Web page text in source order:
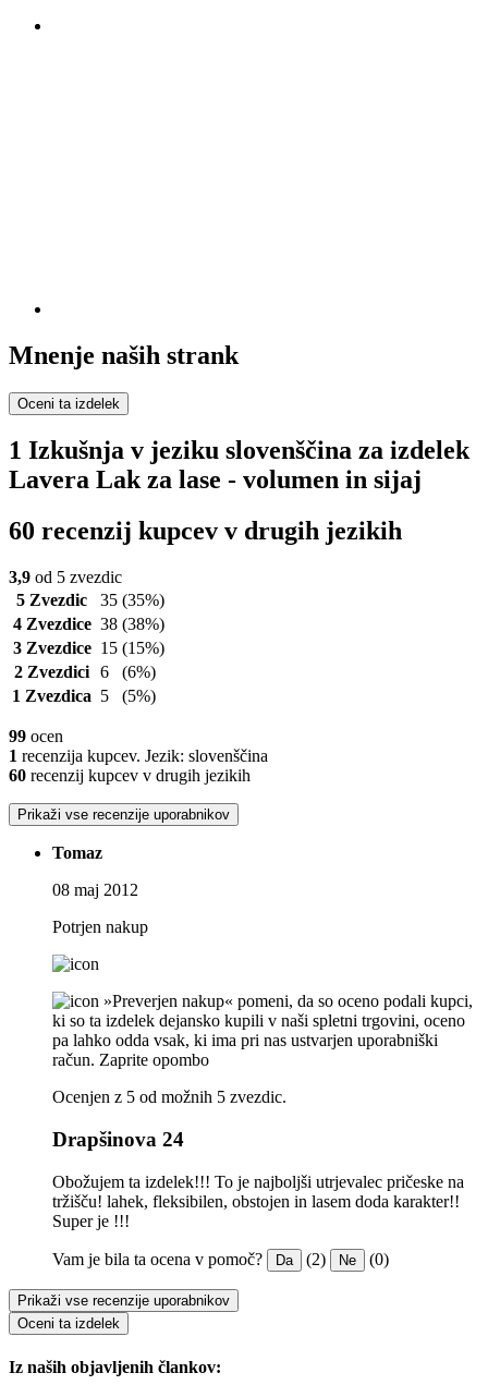
Mnenje naših strank
Oceni ta izdelek
1 Izkušnja v jeziku slovenščina za izdelek
Lavera Lak za lase - volumen in sijaj
60 recenzij kupcev v drugih jezikih
3,9 od 5 zvezdic
5 Zvezdic
35 (35%)
4 Zvezdice 38 (38%)
3 Zvezdice 15 (15%)
2 Zvezdici 6
(6%)
1 Zvezdica 5 (5%)
99 ocen
1 recenzija kupcev. Jezik: slovenščina
60 recenzij kupcev v drugih jezikih
Prikaži vse recenzije uporabnikov
Tomaz
08 maj 2012
Potrjen nakup
»Preverjen nakup« pomeni, da so oceno podali kupci,
ki so ta izdelek dejansko kupili v naši spletni trgovini, oceno
pa lahko odda vsak, ki ima pri nas ustvarjen uporabniški
račun. Zaprite opombo
Ocenjen z 5 od možnih 5 zvezdic.
Drapšinova 24
Obožujem ta izdelek!!! To je najboljši utrjevalec pričeske na
tržišču! lahek, fleksibilen, obstojen in lasem doda karakter!!
Super je !!!
Vam je bila ta ocena v pomoč? Da (2) Ne (0)
Prikaži vse recenzije uporabnikov
Oceni ta izdelek
Iz naših objavljenih člankov: